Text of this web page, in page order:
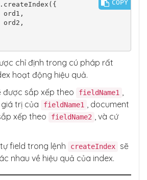
COPY
chỉ định trong cú pháp rất
hoạt động hiệu quả.
được sắp xếp theo
fieldName1
trị của
fieldName1
, document
xếp theo
fieldName2
, và cứ
field trong lệnh
createIndex
sẽ
nhau về hiệu quả của index.